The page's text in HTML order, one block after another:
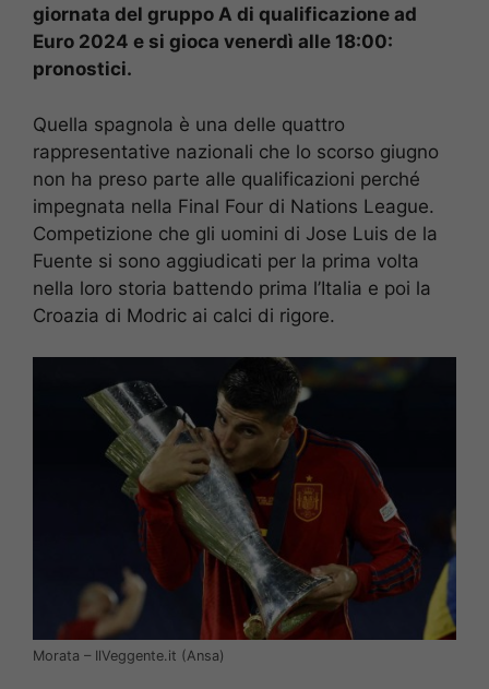
giornata del gruppo A di qualificazione ad
Euro 2024 e si gioca venerdì alle 18:00:
pronostici.
Quella spagnola è una delle quattro
rappresentative nazionali che lo scorso giugno
non ha preso parte alle qualificazioni perché
impegnata nella Final Four di Nations League.
Competizione che gli uomini di Jose Luis de la
Fuente si sono aggiudicati per la prima volta
nella loro storia battendo prima l’Italia e poi la
Croazia di Modric ai calci di rigore.
Morata – IlVeggente.it (Ansa)